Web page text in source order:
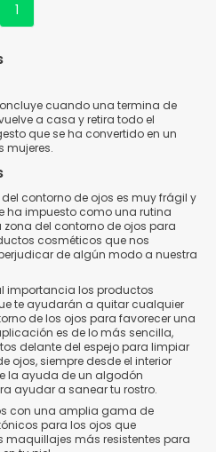
1
cuando una termina de
a casa y retira todo el
que se ha convertido en un
mujeres.
contorno de ojos es muy frágil y
ha impuesto como una rutina
del contorno de ojos para
cosméticos que nos
de algún modo a nuestra
importancia los productos
te ayudarán a quitar cualquier
de los ojos para favorecer una
es de lo más sencilla,
delante del espejo para limpiar
ojos, siempre desde el interior
la ayuda de un algodón
ayudar a sanear tu rostro.
con una amplia gama de
para los ojos que
más resistentes para